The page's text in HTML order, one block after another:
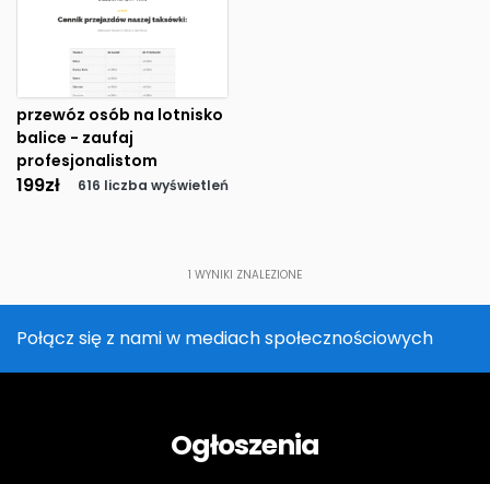
przewóz osób na lotnisko
balice - zaufaj
profesjonalistom
199zł 616 liczba wyświetleń
1 WYNIKI ZNALEZIONE
Połącz się z nami w mediach społecznościowych
Ogłoszenia